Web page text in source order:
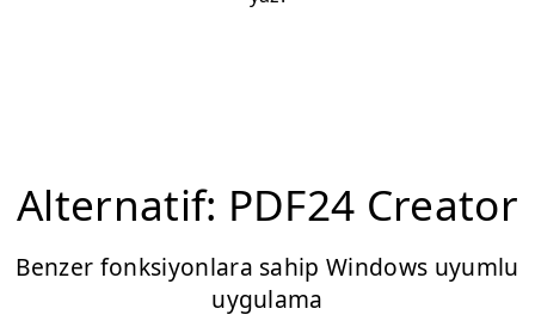
Alternatif: PDF24 Creator
Benzer fonksiyonlara sahip Windows uyumlu
uygulama